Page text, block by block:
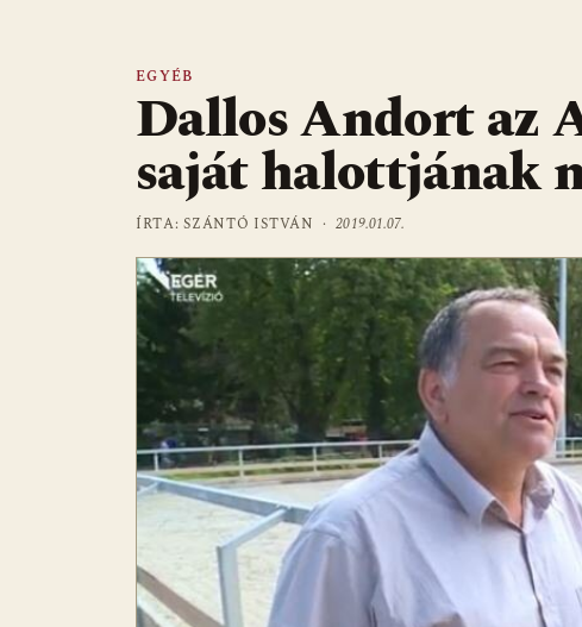
EGYÉB
Dallos Andort az
saját halottjának
ÍRTA: SZÁNTÓ ISTVÁN ·2019.01.07.